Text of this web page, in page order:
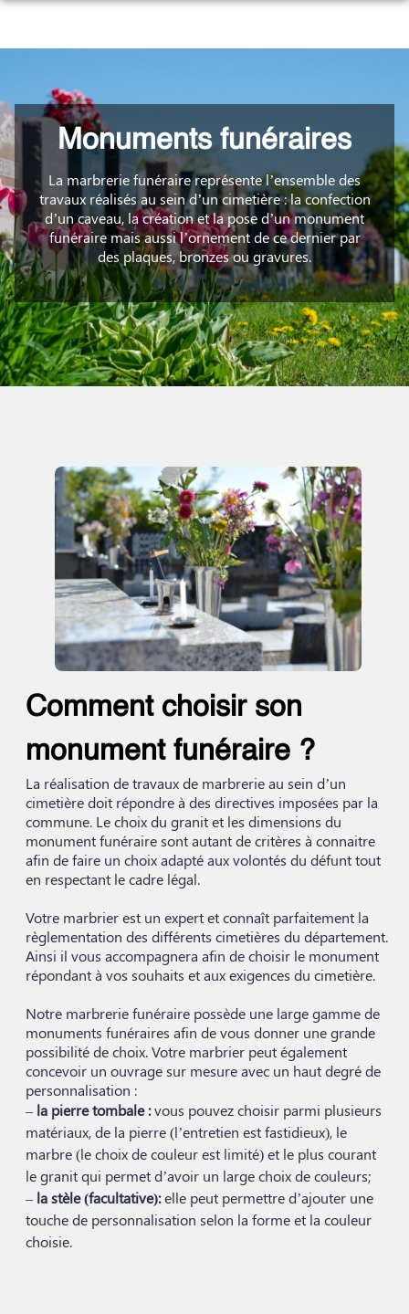
Aller
contenu
PRÉVOIR SES OBSÈQUES
MONUMENTS FUNÉRAIRES
SERVICES AUX FAMILLES
ESPACES HOMMAGES
Monuments funéraires
La marbrerie funéraire représente l’ensemble des
travaux réalisés au sein d’un cimetière : la confection
d’un caveau, la création et la pose d’un monument
funéraire mais aussi l’ornement de ce dernier par
des plaques, bronzes ou gravures.
Comment choisir son
monument funéraire ?
La réalisation de travaux de marbrerie au sein d’un
cimetière doit répondre à des directives imposées par la
commune. Le choix du granit et les dimensions du
monument funéraire sont autant de critères à connaitre
afin de faire un choix adapté aux volontés du défunt tout
en respectant le cadre légal.
Votre marbrier est un expert et connaît parfaitement la
règlementation des différents cimetières du département.
Ainsi il vous accompagnera afin de choisir le monument
répondant à vos souhaits et aux exigences du cimetière.
Notre marbrerie funéraire possède une large gamme de
monuments funéraires afin de vous donner une grande
possibilité de choix. Votre marbrier peut également
concevoir un ouvrage sur mesure avec un haut degré de
personnalisation :
– la pierre tombale :vous pouvez choisir parmi plusieurs
matériaux, de la pierre (l’entretien est fastidieux), le
marbre (le choix de couleur est limité) et le plus courant
le granit qui permet d’avoir un large choix de couleurs;
– la stèle (facultative):elle peut permettre d’ajouter une
touche de personnalisation selon la forme et la couleur
choisie.